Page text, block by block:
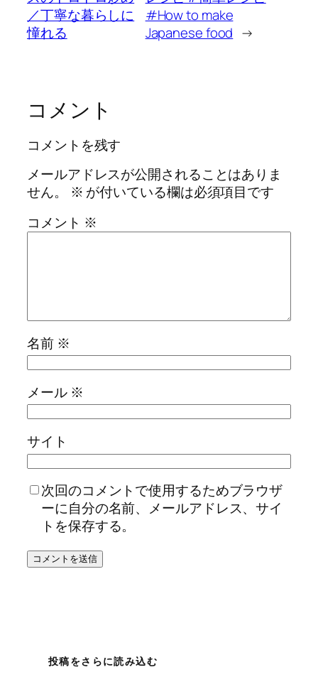
／丁寧な暮らしに
憧れる
#How to make
Japanese food →
コメント
コメントを残す
メールアドレスが公開されることはありま
せん。
※ が付いている欄は必須項目です
コメント ※
名前 ※
メール ※
サイト
次回のコメントで使用するためブラウザ
ーに自分の名前、メールアドレス、サイ
トを保存する。
投稿をさらに読み込む